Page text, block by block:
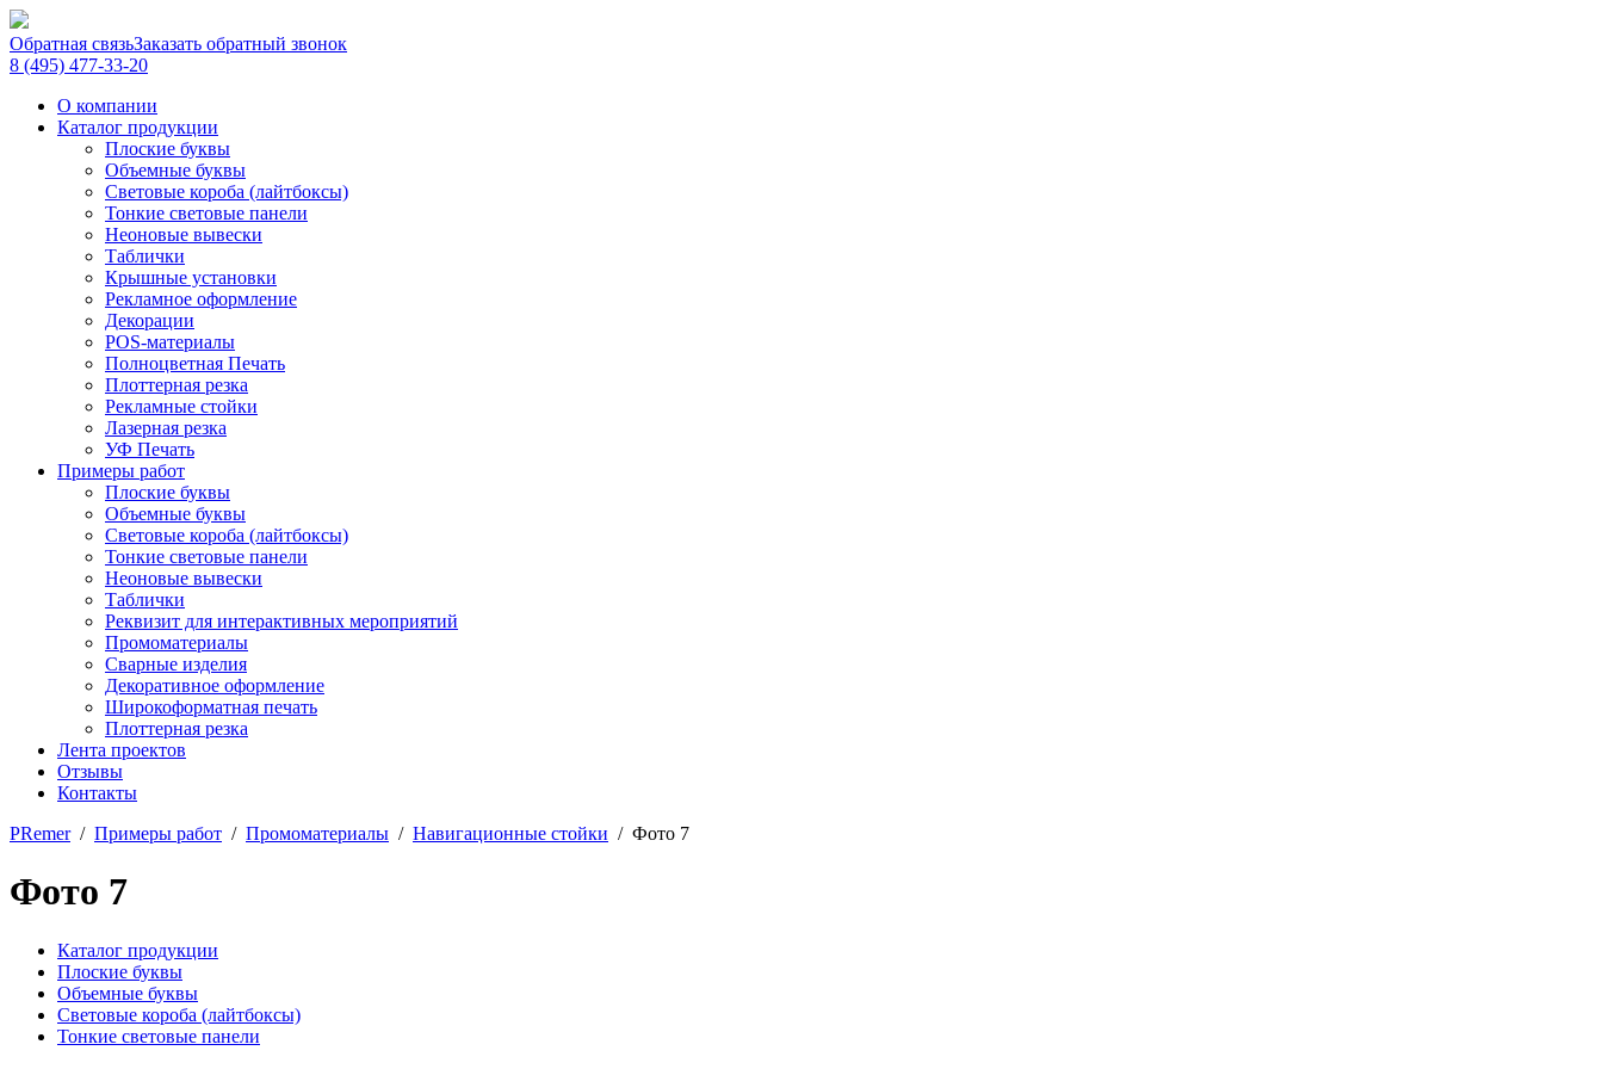
Обратная связьЗаказать обратный звонок
8 (495) 477-33-20
О компании
Каталог продукции
Плоские буквы
Объемные буквы
Световые короба (лайтбоксы)
Тонкие световые панели
Неоновые вывески
Таблички
Крышные установки
Рекламное оформление
Декорации
POS-материалы
Полноцветная Печать
Плоттерная резка
Рекламные стойки
Лазерная резка
УФ Печать
Примеры работ
Плоские буквы
Объемные буквы
Световые короба (лайтбоксы)
Тонкие световые панели
Неоновые вывески
Таблички
Реквизит для интерактивных мероприятий
Промоматериалы
Сварные изделия
Декоративное оформление
Широкоформатная печать
Плоттерная резка
Лента проектов
Отзывы
Контакты
PRemer/ Примеры работ / Промоматериалы / Навигационные стойки / Фото 7
Фото 7
Каталог продукции
Плоские буквы
Объемные буквы
Световые короба (лайтбоксы)
Тонкие световые панели